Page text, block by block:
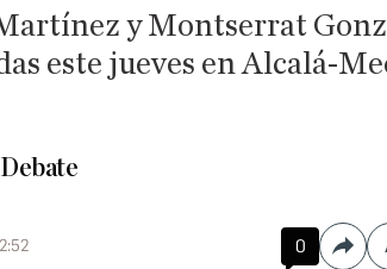
y Montserrat
este jueves en Alcalá-
0